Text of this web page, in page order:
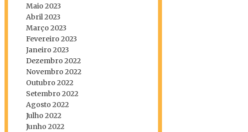
Maio 2023
Abril 2023
Março 2023
Fevereiro 2023
Janeiro 2023
Dezembro 2022
Novembro 2022
Outubro 2022
Setembro 2022
Agosto 2022
Julho 2022
Junho 2022